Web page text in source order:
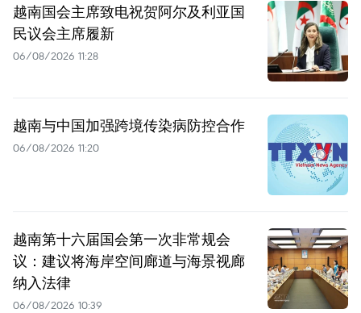
越南国会主席致电祝贺阿尔及利亚国
民议会主席履新
06/08/2026 11:28
越南与中国加强跨境传染病防控合作
06/08/2026 11:20
越南第十六届国会第一次非常规会
议：建议将海岸空间廊道与海景视廊
纳入法律
06/08/2026 10:39